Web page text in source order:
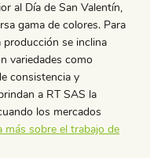
al Día de San Valentín,
gama de colores. Para
producción se inclina
variedades como
consistencia y
a RT SAS la
los mercados
más sobre el trabajo de